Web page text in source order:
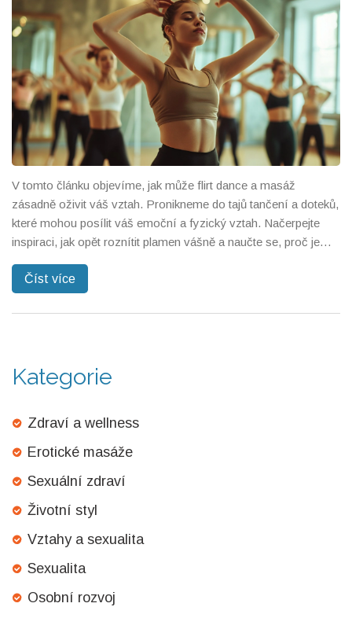
V tomto článku objevíme, jak může flirt dance a masáž
zásadně oživit váš vztah. Pronikneme do tajů tančení a doteků,
které mohou posílit váš emoční a fyzický vztah. Načerpejte
inspiraci, jak opět roznítit plamen vášně a naučte se, proč je
tipy a zajímavosti, které můžete snadno aplikovat ve vašem
Číst více
Kategorie
Zdraví a wellness
Erotické masáže
Sexuální zdraví
Životní styl
Vztahy a sexualita
Sexualita
Osobní rozvoj